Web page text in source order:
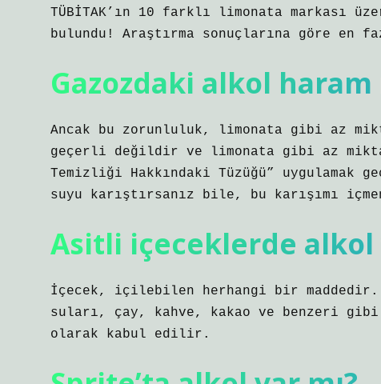
TÜBİTAK’ın 10 farklı limonata markası
bulundu! Araştırma sonuçlarına göre en
Gazozdaki alkol haram
Ancak bu zorunluluk, limonata gibi az
geçerli değildir ve limonata gibi az
Temizliği Hakkındaki Tüzüğü”
suyu karıştırsanız bile, bu karışımı
Asitli içeceklerde alkol
İçecek, içilebilen herhangi bir
suları, çay, kahve, kakao ve benzeri
olarak kabul edilir.